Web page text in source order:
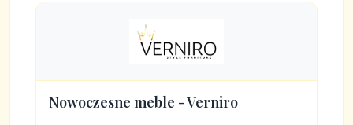
Nowoczesne meble - Verniro